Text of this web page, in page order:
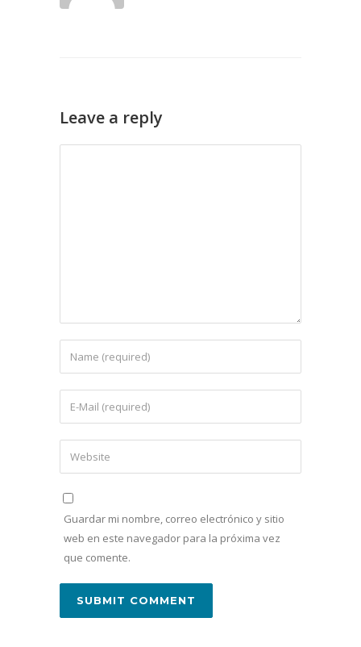
Leave a reply
Guardar mi nombre, correo electrónico y sitio
web en este navegador para la próxima vez
que comente.